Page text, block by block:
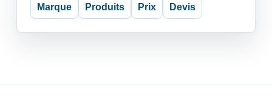
Marque Produits Prix Devis